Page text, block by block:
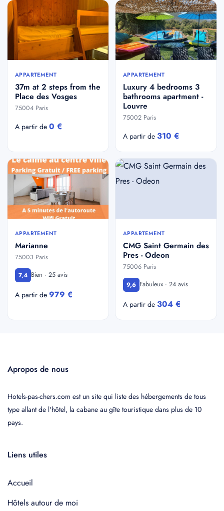
APPARTEMENT
37m at 2 steps from the
Place des Vosges
75004 Paris
A partir de 0 €
APPARTEMENT
Luxury 4 bedrooms 3
bathrooms apartment -
Louvre
75002 Paris
A partir de 310 €
APPARTEMENT
Marianne
75003 Paris
7,4 Bien · 25 avis
A partir de 979 €
APPARTEMENT
CMG Saint Germain des
Pres - Odeon
75006 Paris
9,6 Fabuleux · 24 avis
A partir de 304 €
Apropos de nous
Hotels-pas-chers.com est un site qui liste des hébergements de tous
type allant de l'hôtel, la cabane au gîte touristique dans plus de 10
pays.
Liens utiles
Accueil
Hôtels autour de moi